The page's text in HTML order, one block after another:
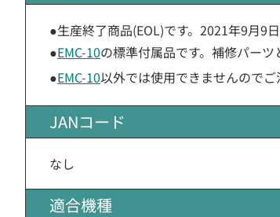
●生産終了商品(EOL)です。2021年9月9
●EMC-10の標準付属品です。補修パーツ
●EMC-10以外では使用できませんのでご
JANコード
なし
適合機種